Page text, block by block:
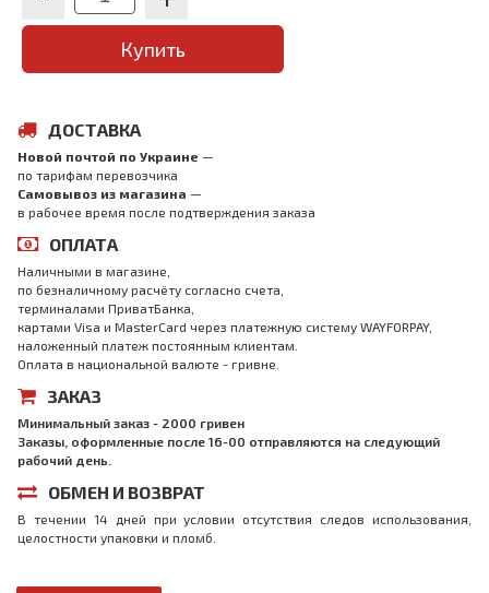
Купить
ДОСТАВКА
Новой почтой по Украине —
по тарифам перевозчика
Самовывоз из магазина —
в рабочее время после подтверждения заказа
ОПЛАТА
Наличными в магазине,
по безналичному расчёту согласно счета,
терминалами ПриватБанка,
картами Visa и MasterCard через платежную систему WAYFORPAY,
наложенный платеж постоянным клиентам.
Оплата в национальной валюте - гривне.
ЗАКАЗ
Минимальный заказ - 2000 гривен
Заказы, оформленные после 16-00 отправляются на следующий
рабочий день.
ОБМЕН И ВОЗВРАТ
В течении 14 дней при условии отсутствия следов использования,
целостности упаковки и пломб.